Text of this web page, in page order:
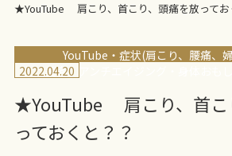
★YouTube 肩こり、首こり、頭痛を放ってお
YouTube
症状(肩こり、腰痛、
美容、アンチエイジング
2022.04.20
★YouTube 肩こり、首こ
っておくと？？